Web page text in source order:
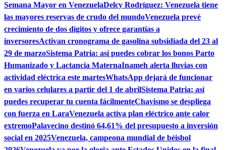
Semana Mayor en VenezuelaDelcy Rodríguez: Venezuela tiene
las mayores reservas de crudo del mundoVenezuela prevé
crecimiento de dos dígitos y ofrece garantías a
inversoresActivan cronograma de gasolina subsidiada del 23 al
29 de marzoSistema Patria: así puedes cobrar los bonos Parto
Humanizado y Lactancia MaternaInameh alerta lluvias con
actividad eléctrica este martesWhatsApp dejará de funcionar
en varios celulares a partir del 1 de abrilSistema Patria: así
puedes recuperar tu cuenta fácilmenteChavismo se despliega
con fuerza en LaraVenezuela activa plan eléctrico ante calor
extremoPalavecino destinó 64,61% del presupuesto a inversión
social en 2025Venezuela, campeona mundial de béisbol